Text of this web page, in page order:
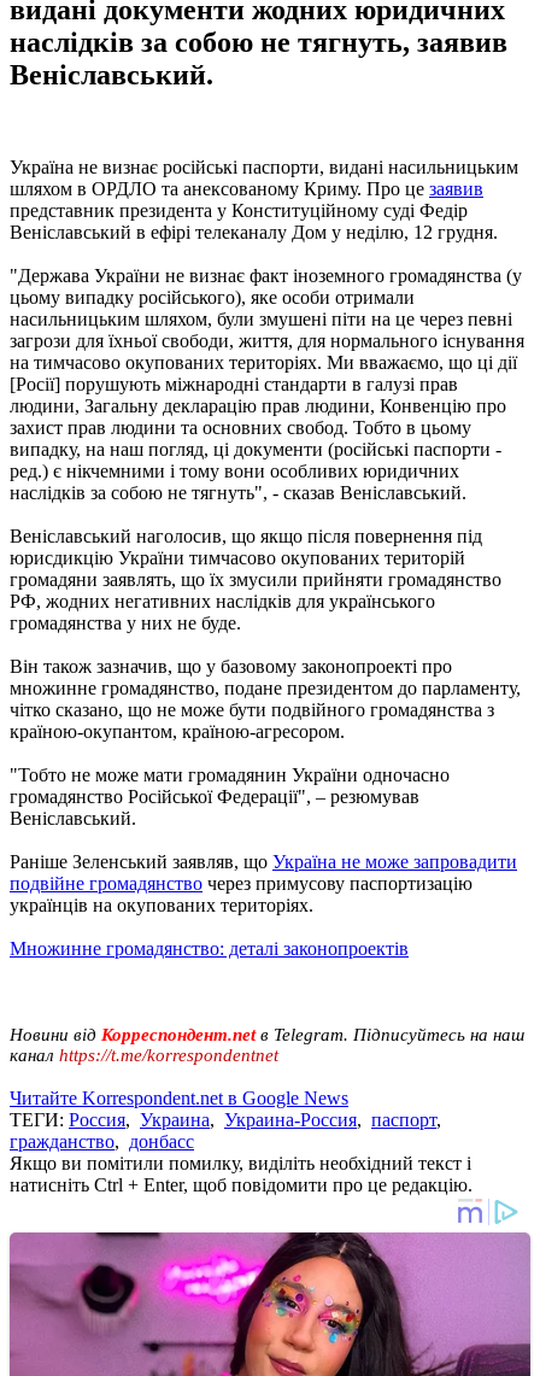
видані документи жодних юридичних
наслідків за собою не тягнуть, заявив
Веніславський.
Україна не визнає російські паспорти, видані насильницьким
шляхом в ОРДЛО та анексованому Криму. Про це заявив
представник президента у Конституційному суді Федір
Веніславський в ефірі телеканалу Дом у неділю, 12 грудня.
"Держава України не визнає факт іноземного громадянства (у
цьому випадку російського), яке особи отримали
насильницьким шляхом, були змушені піти на це через певні
загрози для їхньої свободи, життя, для нормального існування
на тимчасово окупованих територіях. Ми вважаємо, що ці дії
[Росії] порушують міжнародні стандарти в галузі прав
людини, Загальну декларацію прав людини, Конвенцію про
захист прав людини та основних свобод. Тобто в цьому
випадку, на наш погляд, ці документи (російські паспорти -
ред.) є нікчемними і тому вони особливих юридичних
наслідків за собою не тягнуть", - сказав Веніславський.
Веніславський наголосив, що якщо після повернення під
юрисдикцію України тимчасово окупованих територій
громадяни заявлять, що їх змусили прийняти громадянство
РФ, жодних негативних наслідків для українського
громадянства у них не буде.
Він також зазначив, що у базовому законопроекті про
множинне громадянство, подане президентом до парламенту,
чітко сказано, що не може бути подвійного громадянства з
країною-окупантом, країною-агресором.
"Тобто не може мати громадянин України одночасно
громадянство Російської Федерації", – резюмував
Веніславський.
Раніше Зеленський заявляв, що Україна не може запровадити
подвійне громадянство через примусову паспортизацію
українців на окупованих територіях.
Множинне громадянство: деталі законопроектів
Новини від Корреспондент.netв Telegram. Підписуйтесь на наш
канал https://t.me/korrespondentnet
Читайте Korrespondent.net в Google News
ТЕГИ: Россия, Украина, Украина-Россия, паспорт,
гражданство, донбасс
Якщо ви помітили помилку, виділіть необхідний текст і
натисніть Ctrl + Enter, щоб повідомити про це редакцію.